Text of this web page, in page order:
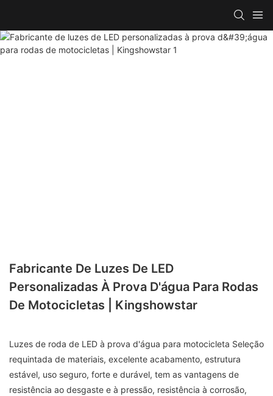
Fabricante De Luzes De LED
Personalizadas À Prova D'água Para Rodas
De Motocicletas | Kingshowstar
Luzes de roda de LED à prova d'água para motocicleta Seleção
requintada de materiais, excelente acabamento, estrutura
estável, uso seguro, forte e durável, tem as vantagens de
resistência ao desgaste e à pressão, resistência à corrosão,